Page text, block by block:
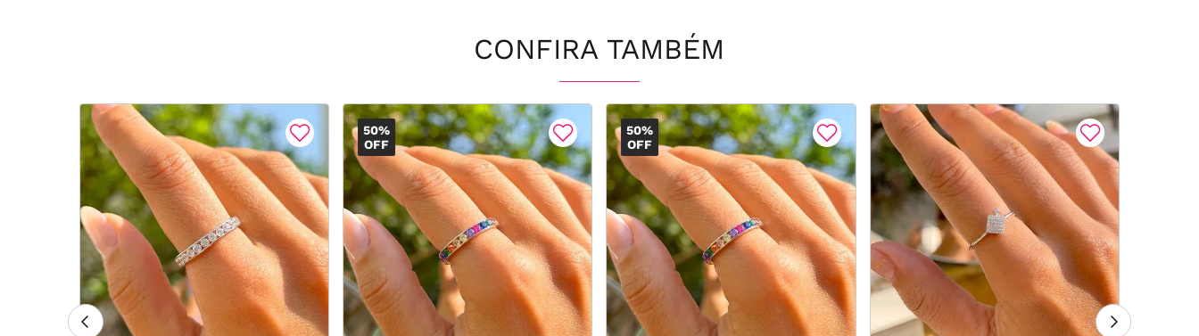
CONFIRA TAMBÉM
50%
OFF
50%
OFF